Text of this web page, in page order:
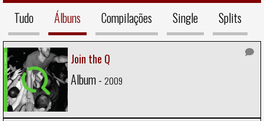
Tudo Álbuns Compilações Single Splits
Join the Q
Album - 2009